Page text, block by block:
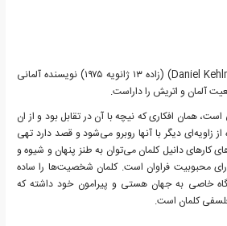
دانیل کلمان (به آلمانی: Daniel Kehlmann) (زاده ۱۳ ژانویه ۱۹۷۵) نویسنده آلمانی
آلمان و اتریش را داراست.
همان افکاری که نیچه با آن در تقابل بود و از ان
دیگر با آنها روبرو می‌شود و قصد دارد تهی
کارهای دانیل کلمان می‌توان به طنز پنهان و شیوه و
محبوبیت فراوان است. کلمان شخصیت‌ها را ساده
خاصی به جهان هستی و پیرامون خود داشته که
فلسفی کلمان است.